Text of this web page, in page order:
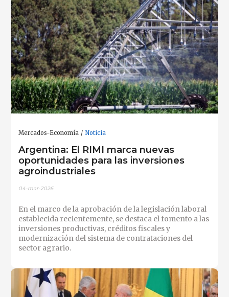
Mercados-Economía Noticia
Argentina: El RIMI marca nuevas
oportunidades para las inversiones
agroindustriales
04-mar-2026
En el marco de la aprobación de la legislación laboral
establecida recientemente, se destaca el fomento a las
inversiones productivas, créditos fiscales y
modernización del sistema de contrataciones del
sector agrario.